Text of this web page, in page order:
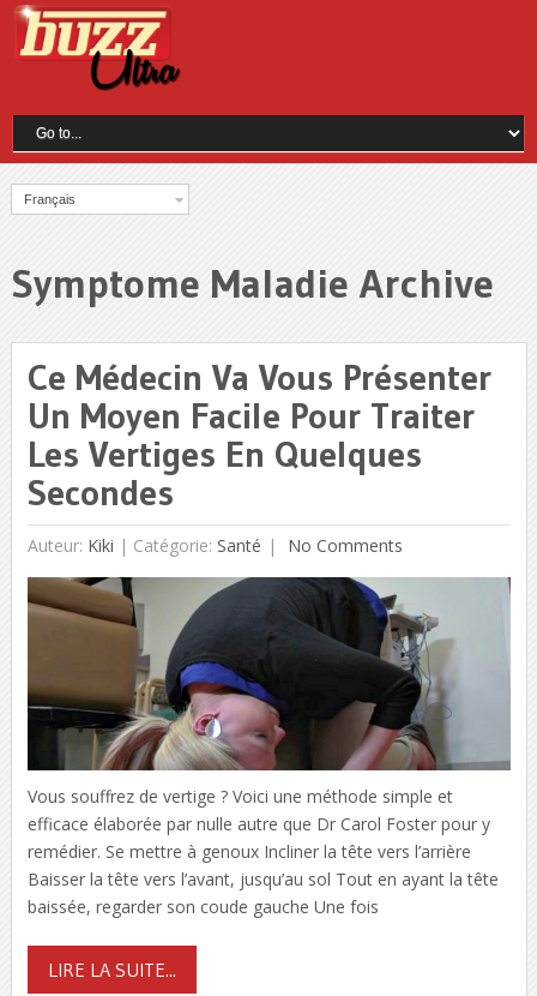
Français
Symptome Maladie Archive
Ce Médecin Va Vous Présenter
Un Moyen Facile Pour Traiter
Les Vertiges En Quelques
Secondes
Auteur: Kiki | Catégorie: Santé No Comments
Vous souffrez de vertige ? Voici une méthode simple et
efficace élaborée par nulle autre que Dr Carol Foster pour y
remédier. Se mettre à genoux Incliner la tête vers l’arrière
Baisser la tête vers l’avant, jusqu’au sol Tout en ayant la tête
baissée, regarder son coude gauche Une fois
LIRE LA SUITE...